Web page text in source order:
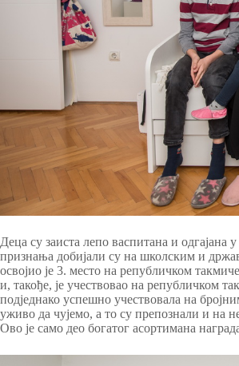
Деца су заиста лепо васпитана и
признања добијали су на школским и
освојио је 3. место на републичком
и, такође, је учествовао на републичком
подједнако успешно учествовала на
уживо да чујемо, а то су препознали и на
Ово је само део богатог асортимана